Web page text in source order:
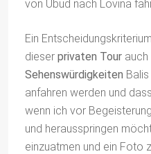
von Ubud nach Lovina
Ein
dieser privaten Tour auch
Sehenswürdigkeiten
anfahren werden und
wenn ich vor
und herausspringen
einzuatmen und ein Foto